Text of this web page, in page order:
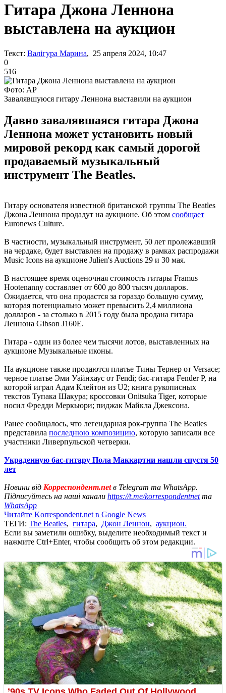
Гитара Джона Леннона
выставлена на аукцион
Текст: Валігура Марина, 25 апреля 2024, 10:47
0
516
Фото: AP
Завалявшуюся гитару Леннона выставили на аукцион
Давно завалявшаяся гитара Джона
Леннона может установить новый
мировой рекорд как самый дорогой
продаваемый музыкальный
инструмент The Beatles.
Гитару основателя известной британской группы The Beatles
Джона Леннона продадут на аукционе. Об этом сообщает
Euronews Culture.
В частности, музыкальный инструмент, 50 лет пролежавший
на чердаке, будет выставлен на продажу в рамках распродажи
Music Icons на аукционе Julien's Auctions 29 и 30 мая.
В настоящее время оценочная стоимость гитары Framus
Hootenanny составляет от 600 до 800 тысяч долларов.
Ожидается, что она продастся за гораздо большую сумму,
которая потенциально может превысить 2,4 миллиона
долларов - за столько в 2015 году была продана гитара
Леннона Gibson J160E.
Гитара - один из более чем тысячи лотов, выставленных на
аукционе Музыкальные иконы.
На аукционе также продаются платье Тины Тернер от Versace;
черное платье Эми Уайнхаус от Fendi; бас-гитара Fender P, на
которой играл Адам Клейтон из U2; книга рукописных
текстов Тупака Шакура; кроссовки Onitsuka Tiger, которые
носил Фредди Меркьюри; пиджак Майкла Джексона.
Ранее сообщалось, что легендарная рок-группа The Beatles
представила последнюю композицию, которую записали все
участники Ливерпульской четверки.
Украденную бас-гитару Пола Маккартни нашли спустя 50
лет
Новини від Корреспондент.netв Telegram та WhatsApp.
Підписуйтесь на наші канали https://t.me/korrespondentnetта
WhatsApp
Читайте Korrespondent.net в Google News
ТЕГИ: The Beatles, гитара, Джон Леннон, аукцион.
Если вы заметили ошибку, выделите необходимый текст и
нажмите Ctrl+Enter, чтобы сообщить об этом редакции.